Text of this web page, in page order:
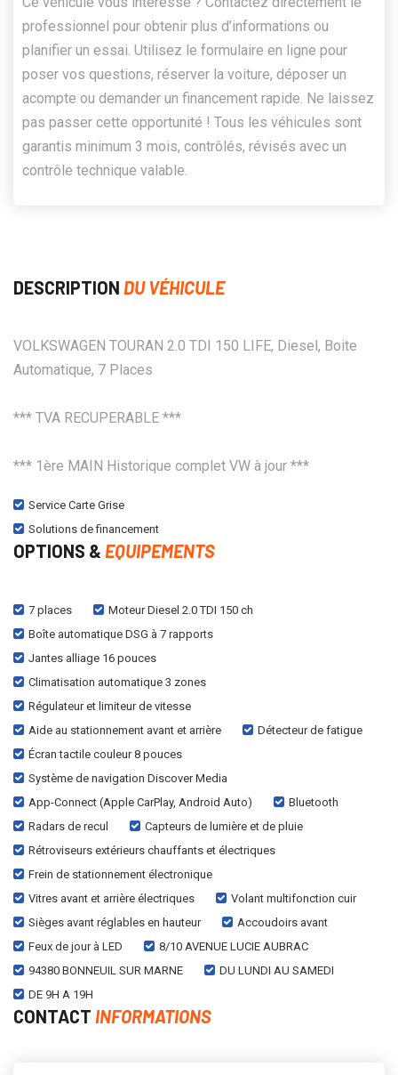
professionnel pour obtenir plus d’informations ou
planifier un essai. Utilisez le formulaire en ligne pour
poser vos questions, réserver la voiture, déposer un
acompte ou demander un financement rapide. Ne laissez
pas passer cette opportunité ! Tous les véhicules sont
garantis minimum 3 mois, contrôlés, révisés avec un
contrôle technique valable.
DESCRIPTION DU VÉHICULE
VOLKSWAGEN TOURAN 2.0 TDI 150 LIFE, Diesel, Boite
Automatique, 7 Places
*** TVA RECUPERABLE ***
*** 1ère MAIN Historique complet VW à jour ***
Service Carte Grise
Solutions de financement
OPTIONS & EQUIPEMENTS
7 places
Moteur Diesel 2.0 TDI 150 ch
Boîte automatique DSG à 7 rapports
Jantes alliage 16 pouces
Climatisation automatique 3 zones
Régulateur et limiteur de vitesse
Aide au stationnement avant et arrière
Détecteur de fatigue
Écran tactile couleur 8 pouces
Système de navigation Discover Media
App-Connect (Apple CarPlay, Android Auto)
Bluetooth
Radars de recul
Capteurs de lumière et de pluie
Rétroviseurs extérieurs chauffants et électriques
Frein de stationnement électronique
Vitres avant et arrière électriques
Volant multifonction cuir
Sièges avant réglables en hauteur
Accoudoirs avant
Feux de jour à LED
8/10 AVENUE LUCIE AUBRAC
94380 BONNEUIL SUR MARNE
DU LUNDI AU SAMEDI
DE 9H A 19H
CONTACT INFORMATIONS